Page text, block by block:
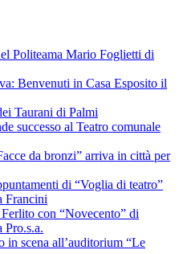
Politeama Mario Foglietti di
Benvenuti in Casa Esposito il
Taurani di Palmi
successo al Teatro comunale
da bronzi” arriva in città per
di “Voglia di teatro”
Francini
con “Novecento” di
Pro.s.a.
scena all’auditorium “Le